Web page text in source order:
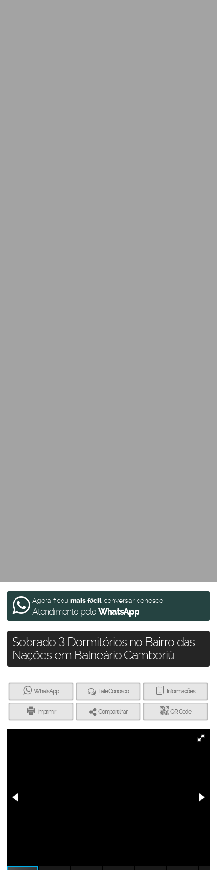
Agora ficou mais fácil conversar conosco
Atendimento peloWhatsApp
Sobrado 3 Dormitórios no Bairro das
Nações em Balneário Camboriú
WhatsApp Fale Conosco Informações
Imprimir Compartilhar QR Code